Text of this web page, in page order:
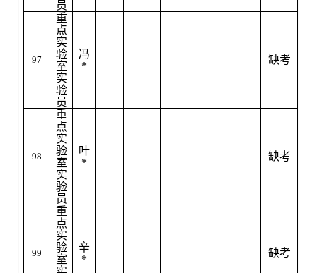
员
97
重
点
实
验
室
实
验
员
冯
*
缺考
98
重
点
实
验
室
实
验
员
叶
*
缺考
99
重
点
实
验
室
辛
*
缺考